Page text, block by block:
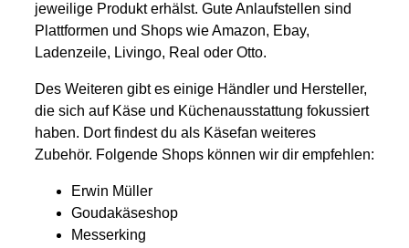
jeweilige Produkt erhälst. Gute Anlaufstellen sind
Plattformen und Shops wie Amazon, Ebay,
Ladenzeile, Livingo, Real oder Otto.
Des Weiteren gibt es einige Händler und Hersteller,
die sich auf Käse und Küchenausstattung fokussiert
haben. Dort findest du als Käsefan weiteres
Zubehör. Folgende Shops können wir dir empfehlen:
Erwin Müller
Goudakäseshop
Messerking